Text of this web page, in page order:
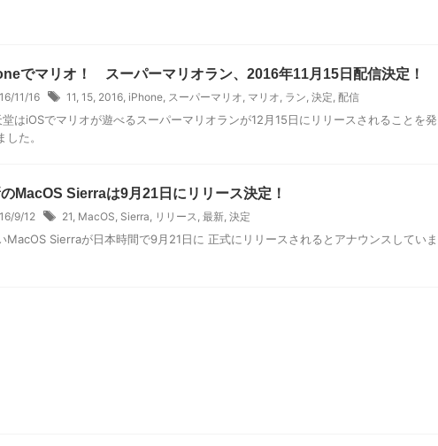
でマリオ！ スーパーマリオラン、2016年11月15日配信決定！
11/16 11, 15, 2016, iPhone, スーパーマリオ, マリオ, ラン, 決定, 配信
堂はiOSでマリオが遊べるスーパーマリオランが12月15日にリリースされることを発
した。
MacOS Sierraは9月21日にリリース決定！
9/12 21, MacOS, Sierra, リリース, 最新, 決定
MacOS Sierraが日本時間で9月21日に 正式にリリースされるとアナウンスしていま